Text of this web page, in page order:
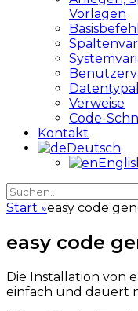
Vorlagen
Basisbefehl
Verweise
Code-
Kontakt
Deutsch
Suche
Suche
nach:
Start »easy code
easy code
Die Installation von
einfach und dauert